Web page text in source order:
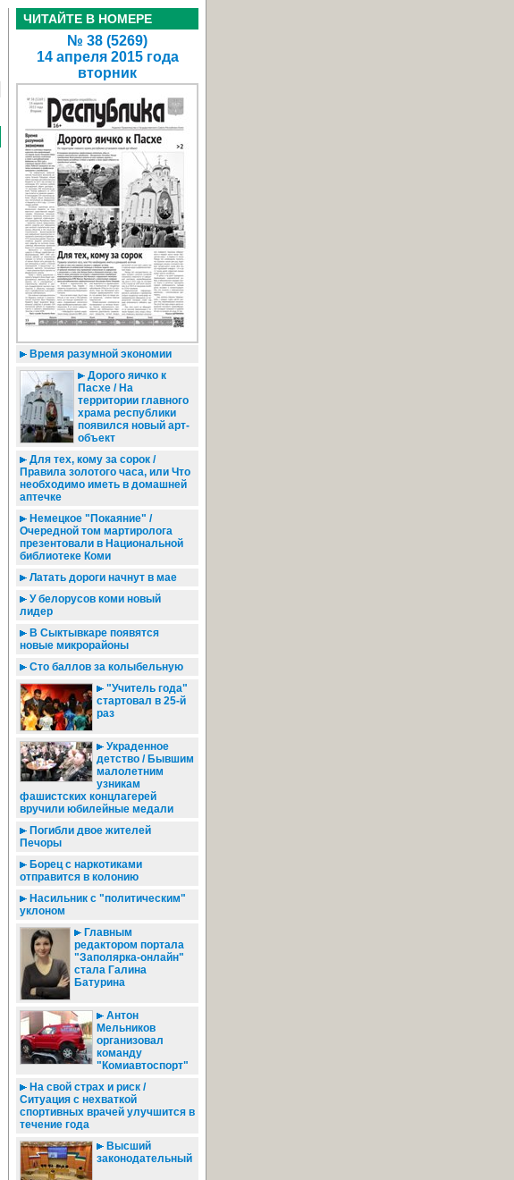
ЧИТАЙТЕ В НОМЕРЕ
№ 38 (5269)
14 апреля 2015 года
вторник
Время разумной экономии
Дорого яичко к
Пасхе / На
территории главного
храма республики
появился новый арт-
объект
Для тех, кому за сорок /
Правила золотого часа, или Что
необходимо иметь в домашней
аптечке
Немецкое "Покаяние" /
Очередной том мартиролога
презентовали в Национальной
библиотеке Коми
Латать дороги начнут в мае
У белорусов коми новый
лидер
В Сыктывкаре появятся
новые микрорайоны
Сто баллов за колыбельную
"Учитель года"
стартовал в 25-й
раз
Украденное
детство / Бывшим
малолетним
узникам
фашистских концлагерей
вручили юбилейные медали
Погибли двое жителей
Печоры
Борец с наркотиками
отправится в колонию
Насильник с "политическим"
уклоном
Главным
редактором портала
"Заполярка-онлайн"
стала Галина
Батурина
Антон
Мельников
организовал
команду
"Комиавтоспорт"
На свой страх и риск /
Ситуация с нехваткой
спортивных врачей улучшится в
течение года
Высший
законодательный